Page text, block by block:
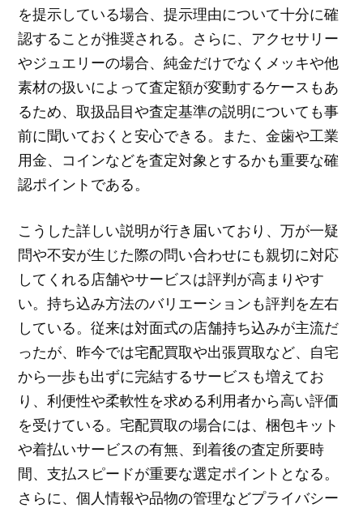
を提示している場合、提示理由について十分に確
認することが推奨される。さらに、アクセサリー
やジュエリーの場合、純金だけでなくメッキや他
素材の扱いによって査定額が変動するケースもあ
るため、取扱品目や査定基準の説明についても事
前に聞いておくと安心できる。また、金歯や工業
用金、コインなどを査定対象とするかも重要な確
認ポイントである。
こうした詳しい説明が行き届いており、万が一疑
問や不安が生じた際の問い合わせにも親切に対応
してくれる店舗やサービスは評判が高まりやす
い。持ち込み方法のバリエーションも評判を左右
している。従来は対面式の店舗持ち込みが主流だ
ったが、昨今では宅配買取や出張買取など、自宅
から一歩も出ずに完結するサービスも増えてお
り、利便性や柔軟性を求める利用者から高い評価
を受けている。宅配買取の場合には、梱包キット
や着払いサービスの有無、到着後の査定所要時
間、支払スピードが重要な選定ポイントとなる。
さらに、個人情報や品物の管理などプライバシー